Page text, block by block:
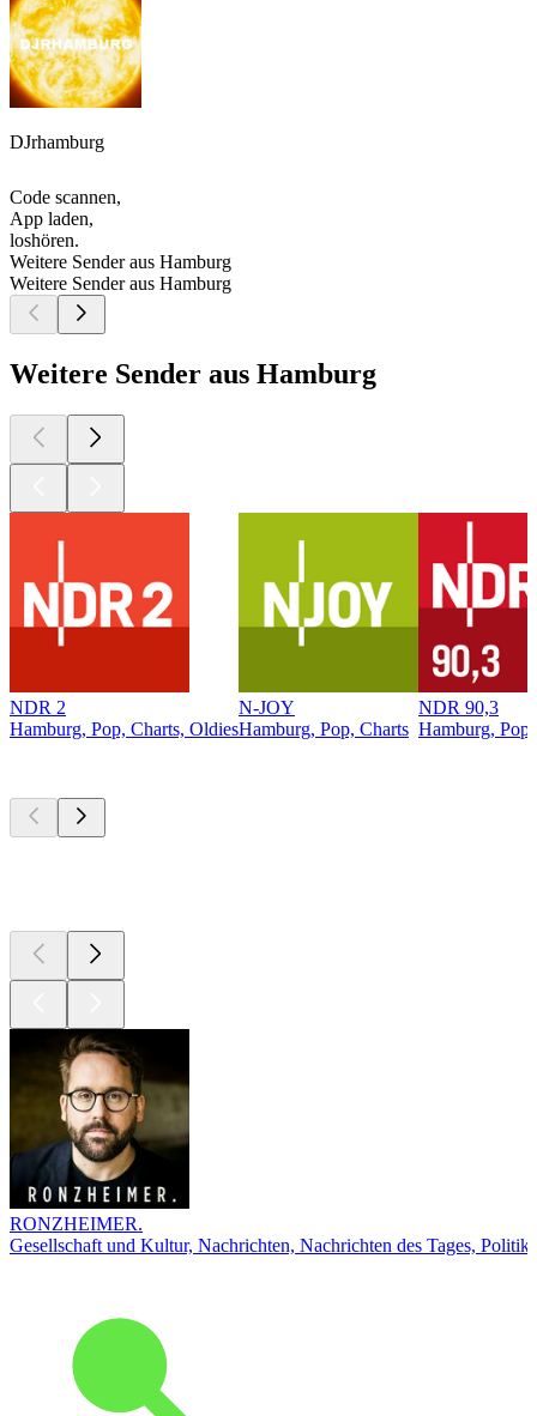
DJrhamburg
Code scannen,
App laden,
loshören.
Weitere Sender aus Hamburg
Weitere Sender aus Hamburg
Weitere Sender aus Hamburg
NDR 2
Hamburg, Pop, Charts, Oldies
N-JOY
Hamburg, Pop, Charts
NDR 90,3
Hamburg,
RONZHEIMER.
Gesellschaft und Kultur, Nachrichten, Nachrichten des Tages, Politik